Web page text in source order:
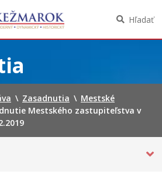
Hľadať
\ Zasadnutia \ Mestské
Mestského zastupiteľstva v